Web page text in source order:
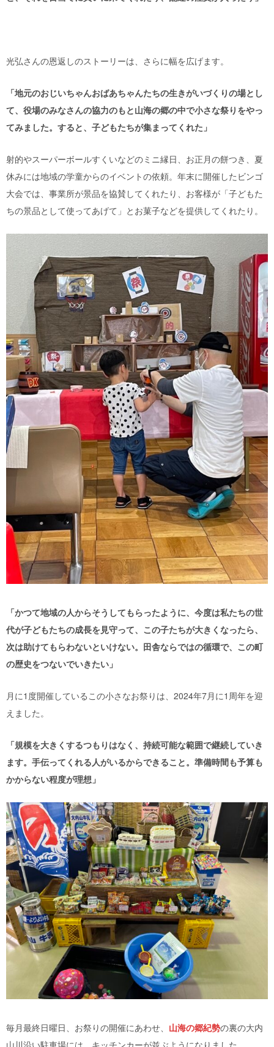
光弘さんの恩返しのストーリーは、さらに幅を広げます。
「地元のおじいちゃんおばあちゃんたちの生きがいづくりの場とし
て、役場のみなさんの協力のもと山海の郷の中で小さな祭りをやっ
てみました。すると、子どもたちが集まってくれた」
射的やスーパーボールすくいなどのミニ縁日、お正月の餅つき、夏
休みには地域の学童からのイベントの依頼。年末に開催したビンゴ
大会では、事業所が景品を協賛してくれたり、お客様が「子どもた
ちの景品として使ってあげて」とお菓子などを提供してくれたり。
「かつて地域の人からそうしてもらったように、今度は私たちの世
代が子どもたちの成長を見守って、この子たちが大きくなったら、
次は助けてもらわないといけない。田舎ならではの循環で、この町
の歴史をつないでいきたい」
月に1度開催しているこの小さなお祭りは、2024年7月に1周年を迎
えました。
「規模を大きくするつもりはなく、持続可能な範囲で継続していき
ます。手伝ってくれる人がいるからできること。準備時間も予算も
かからない程度が理想」
毎月最終日曜日、お祭りの開催にあわせ、 山海の郷紀勢の裏の大内
山川沿い駐車場には、キッチンカーが並ぶようになりました。